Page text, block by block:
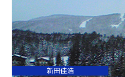
新田佳浩